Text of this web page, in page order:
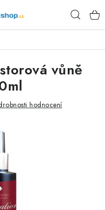
vůně
hodnocení